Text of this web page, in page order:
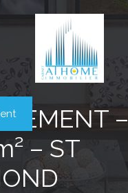
–
– ST